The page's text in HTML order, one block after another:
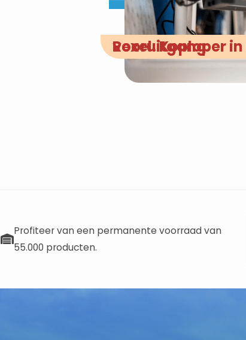
Rexel. Koploper in elektrische vooruitgang
Profiteer van een permanente voorraad van
55.000 producten.